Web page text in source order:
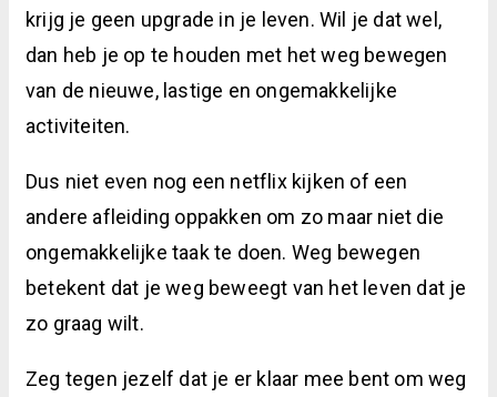
krijg je geen upgrade in je leven. Wil je dat wel,
dan heb je op te houden met het weg bewegen
van de nieuwe, lastige en ongemakkelijke
activiteiten.
Dus niet even nog een netflix kijken of een
andere afleiding oppakken om zo maar niet die
ongemakkelijke taak te doen. Weg bewegen
betekent dat je weg beweegt van het leven dat je
zo graag wilt.
Zeg tegen jezelf dat je er klaar mee bent om weg